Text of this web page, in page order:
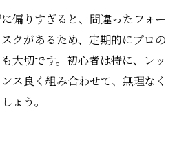
偏りすぎると、間違ったフォー
クがあるため、定期的にプロの
大切です。初心者は特に、レッ
ス良く組み合わせて、無理なく
ょう。